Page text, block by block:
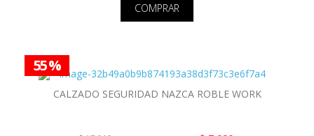
COMPRAR
55 %
CALZADO SEGURIDAD NAZCA ROBLE WORK